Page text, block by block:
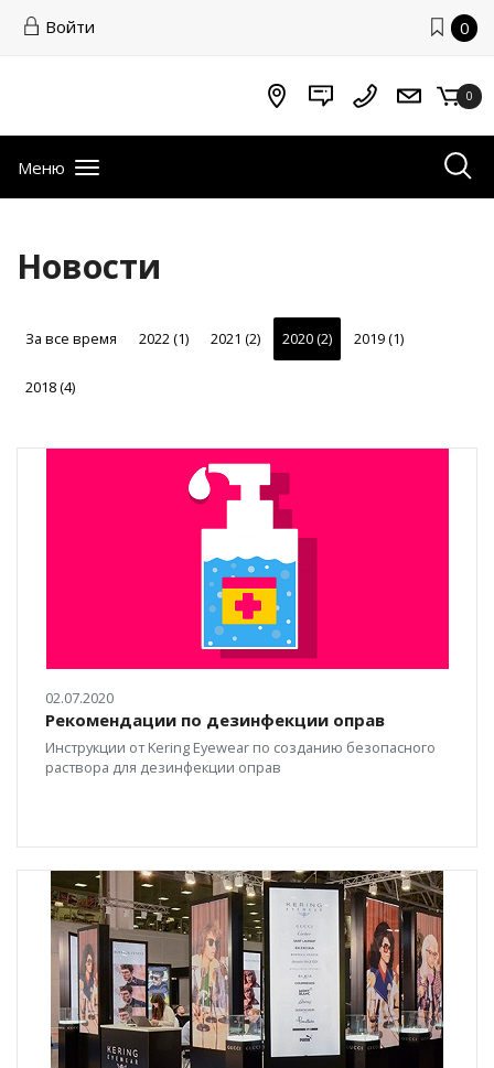
Войти 0
0
Меню
Новости
За все время 2022 (1) 2021 (2) 2020 (2) 2019 (1)
2018 (4)
02.07.2020
Рекомендации по дезинфекции оправ
Инструкции от Kering Eyewear по созданию безопасного
раствора для дезинфекции оправ